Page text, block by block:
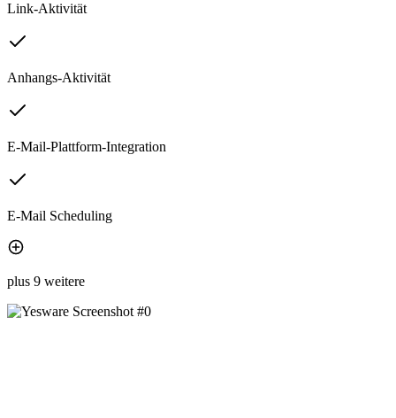
Link-Aktivität
Anhangs-Aktivität
E-Mail-Plattform-Integration
E-Mail Scheduling
plus 9 weitere